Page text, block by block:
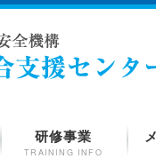
研修事業
TRAINING INFO